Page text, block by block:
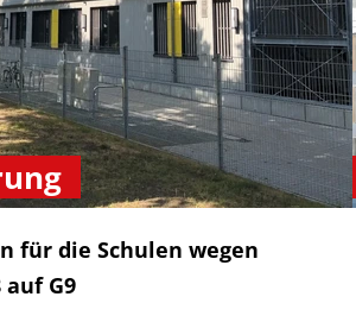
für die Schulen wegen
auf G9